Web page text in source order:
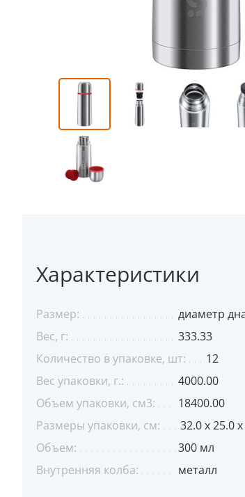
Характеристики
Размер:
диаметр
Вес, г:
333.33
Количество в упаковке, шт:
12
Вес упаковки, г.:
4000.00
Объем упаковки, см3:
18400.00
Размеры упаковки, см:
32.0 x 25.0
Объем:
300 мл
Внутренняя колба:
металл